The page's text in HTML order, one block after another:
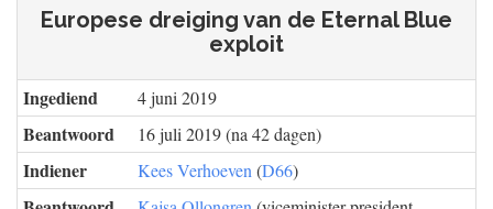
Europese dreiging van de Eternal Blue
exploit
Ingediend 4 juni 2019
Beantwoord 16 juli 2019 (na 42 dagen)
Indiener Kees Verhoeven (D66)